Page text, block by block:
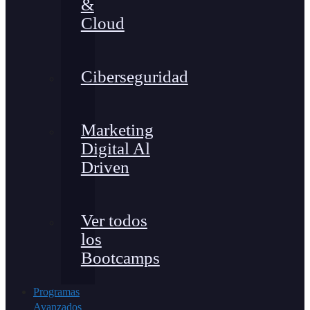
&
Cloud
Ciberseguridad
Marketing
Digital Al
Driven
Ver todos
los
Bootcamps
Programas
Avanzados